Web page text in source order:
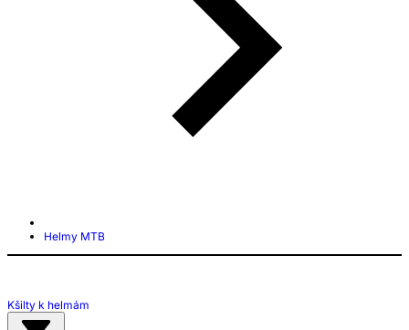
Helmy MTB
Kšilty k helmám